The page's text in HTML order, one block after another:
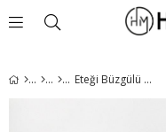
Eteği Büzgülü Aerobin Elbise İndigo HM2219